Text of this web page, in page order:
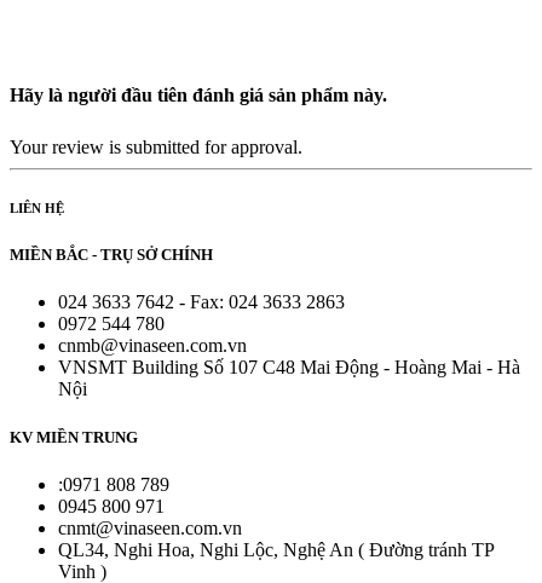
Hãy là người đầu tiên đánh giá sản phẩm này.
Your review is submitted for approval.
LIÊN HỆ
MIỀN BẮC - TRỤ SỞ CHÍNH
024 3633 7642 - Fax: 024 3633 2863
0972 544 780
cnmb@vinaseen.com.vn
VNSMT Building Số 107 C48 Mai Động - Hoàng Mai - Hà
Nội
KV MIỀN TRUNG
:0971 808 789
0945 800 971
cnmt@vinaseen.com.vn
QL34, Nghi Hoa, Nghi Lộc, Nghệ An ( Đường tránh TP
Vinh )